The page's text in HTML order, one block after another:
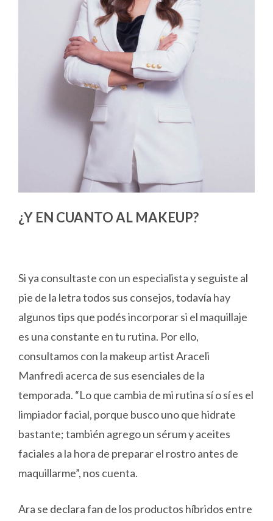
¿Y EN CUANTO AL MAKEUP?
Si ya consultaste con un especialista y seguiste al
pie de la letra todos sus consejos, todavía hay
algunos tips que podés incorporar si el maquillaje
es una constante en tu rutina. Por ello,
consultamos con la makeup artist Araceli
Manfredi acerca de sus esenciales de la
temporada. “Lo que cambia de mi rutina sí o sí es el
limpiador facial, porque busco uno que hidrate
bastante; también agrego un sérum y aceites
faciales a la hora de preparar el rostro antes de
maquillarme”, nos cuenta.
Ara se declara fan de los productos híbridos entre